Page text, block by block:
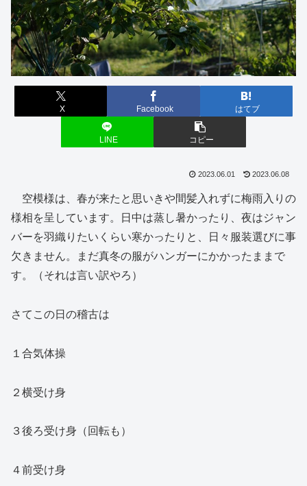
X Facebook はてブ
LINE コピー
2023.06.01 2023.06.08
空模様は、春が来たと思いきや間髪入れずに梅雨入りの
様相を呈しています。日中は蒸し暑かったり、夜はジャン
バーを羽織りたいくらい寒かったりと、日々服装選びに事
欠きません。まだ真冬の服がハンガーにかかったままで
す。（それは言い訳やろ）
さてこの日の稽古は
１合気体操
２横受け身
３後ろ受け身（回転も）
４前受け身